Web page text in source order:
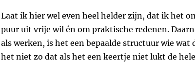
Laat ik hier wel even heel helder zijn, dat ik het
puur uit vrije wil én om praktische redenen.
als werken, is het een bepaalde structuur wie wat
het niet zo dat als het een keertje niet lukt de